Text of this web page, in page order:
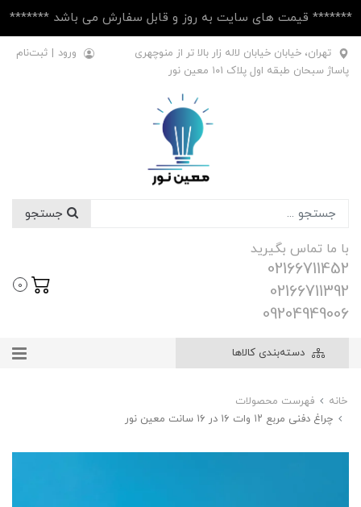
******* قیمت های سایت به روز و قابل سفارش می باشد *******
تهران، خیابان خیابان لاله زار بالا تر از منوچهری
پاساژ سبحان طبقه اول پلاک ۱۰1 معین نور
ورود | ثبت‌نام
با ما تماس بگیرید
02166711452
02166711392
09204949006
0
دسته‌بندی کالاها
خانه
فهرست محصولات
چراغ دفنی مربع ۱۲ وات ۱۶ در ۱۶ سانت معین نور